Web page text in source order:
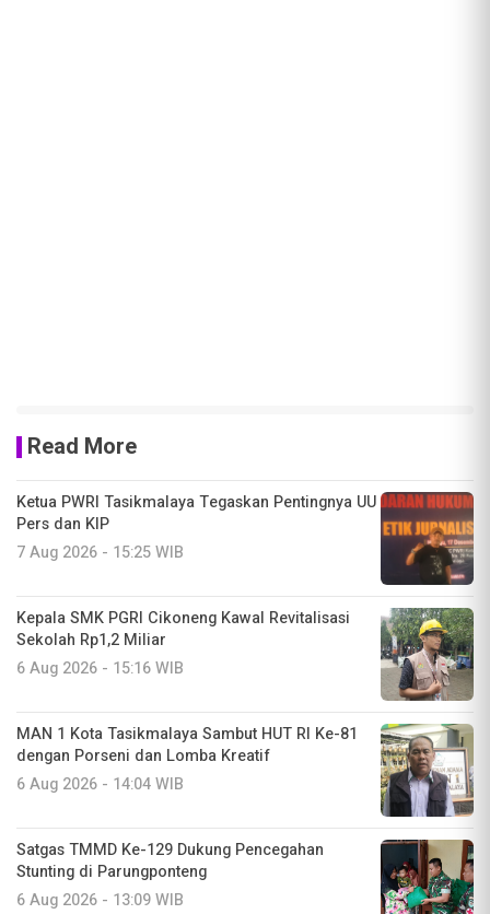
Read More
Ketua PWRI Tasikmalaya Tegaskan Pentingnya UU
Pers dan KIP
7 Aug 2026 - 15:25 WIB
Kepala SMK PGRI Cikoneng Kawal Revitalisasi
Sekolah Rp1,2 Miliar
6 Aug 2026 - 15:16 WIB
MAN 1 Kota Tasikmalaya Sambut HUT RI Ke-81
dengan Porseni dan Lomba Kreatif
6 Aug 2026 - 14:04 WIB
Satgas TMMD Ke-129 Dukung Pencegahan
Stunting di Parungponteng
6 Aug 2026 - 13:09 WIB